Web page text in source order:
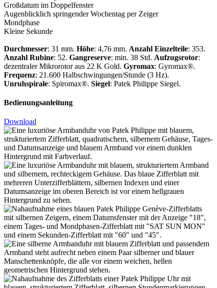
Großdatum im Doppelfenster
Augenblicklich springender Wochentag per Zeiger
Mondphase
Kleine Sekunde
Durchmesser: 31 mm. Höhe: 4,76 mm. Anzahl Einzelteile: 353.
Anzahl Rubine: 52. Gangreserve: min. 38 Std. Aufzugsrotor:
dezentraler Mikrorotor aus 22 K Gold. Gyromax: Gyromax®.
Frequenz: 21.600 Halbschwingungen/Stunde (3 Hz).
Unruhspirale: Spiromax®. Siegel: Patek Philippe Siegel.
Bedienungsanleitung
Download